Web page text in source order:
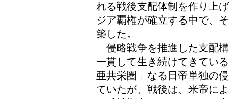
れる戦後支配体制を作り上
ジア覇権が確立する中で、
築した。
侵略戦争を推進した支配
一貫して生き続けてきてい
亜共栄圏」なる日帝単独の
ていたが、戦後は、米帝に